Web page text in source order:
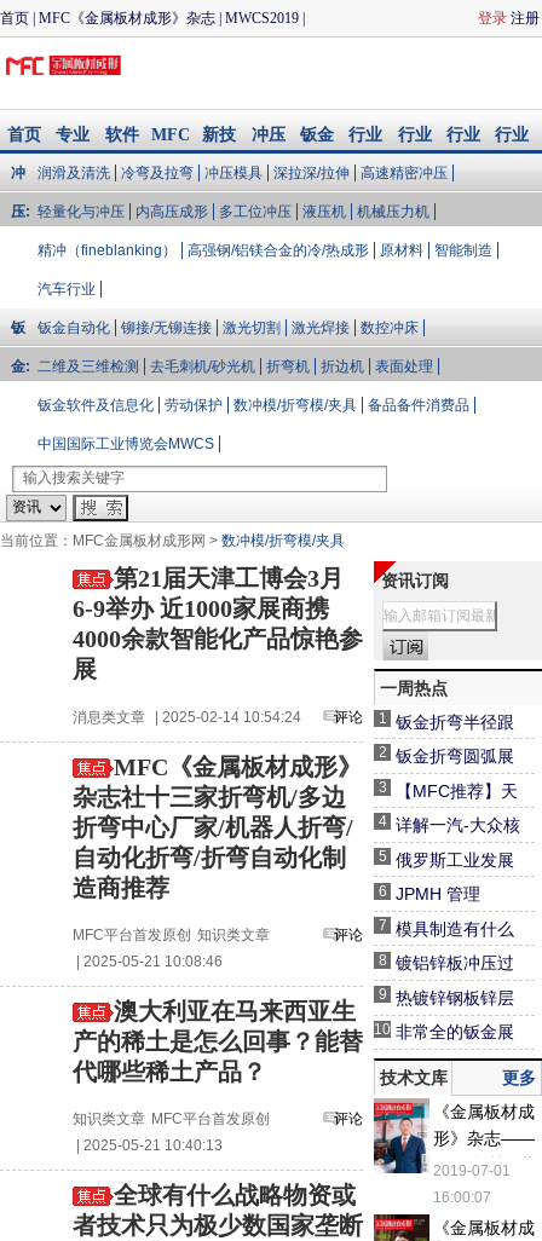
首页 MFC《金属板材成形》杂志 MWCS2019
CIMES2020 | 冲压与模具
注册
登录
首页
专业
知识
软件
模拟/
配件
MFC
会议
新技
术
冲压
与模
具
钣金
加工
行业
大V说
行业
会展
行业
资讯
行业
企业
库
冲
压:
润滑及清洗 冷弯及拉弯 冲压模具 深拉深/拉伸 高速精密冲压
轻量化与冲压 内高压成形 多工位冲压 液压机 机械压力机
精冲（fineblanking） 高强钢/铝镁合金的冷/热成形 原材料 智能制造
汽车行业
钣
金:
钣金自动化 铆接/无铆连接 激光切割 激光焊接 数控冲床
二维及三维检测 去毛刺机/砂光机 折弯机 折边机 表面处理
钣金软件及信息化 劳动保护 数冲模/折弯模/夹具 备品备件消费品
中国国际工业博览会MWCS
当前位置： MFC金属板材成形网 > 数冲模/折弯模/夹具
第21届天津工博会3月
6-9举办 近1000家展商携
4000余款智能化产品惊艳参
展
消息类文章 | 2025-02-14 10:54:24 评论
MFC《金属板材成形》
杂志社十三家折弯机/多边
折弯中心厂家/机器人折弯/
自动化折弯/折弯自动化制
造商推荐
MFC平台首发原创 知识类文章
| 2025-05-21 10:08:46
评论
澳大利亚在马来西亚生
产的稀土是怎么回事？能替
代哪些稀土产品？
知识类文章 MFC平台首发原创
| 2025-05-21 10:40:13
评论
全球有什么战略物资或
者技术只为极少数国家垄断
资讯订阅
一周热点
1 钣金折弯半径跟
板厚度之间的关
系（图文对比）
2 钣金折弯圆弧展
开精准计算！
3
【MFC推荐】天
生无畏 卓而不凡
I D-Tube 520重
载型专业激光切
管机
4 详解一汽-大众核
心“三电系统”安全
设计
5 俄罗斯工业发展
现况与未来
6 JPMH 管理
7 模具制造有什么
特点？其主要特
点有以下几种
8 镀铝锌板冲压过
程表面发黑原因
分析
9 热镀锌钢板锌层
冲压脱落的原因
分析
10 非常全的钣金展
开计算及工艺处
理方法
技术文库
更多
《金属板材成
形》杂志——
2017年第五期
2019-07-01
16:00:07
《金属板材成